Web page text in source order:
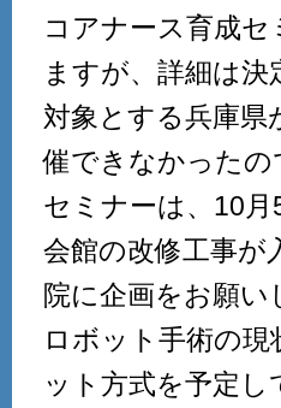
コアナース育成
ますが、詳細は
対象とする兵庫県
催できなかったの
セミナーは、10
会館の改修工事が
院に企画をお願
ロボット手術の
ット方式を予定